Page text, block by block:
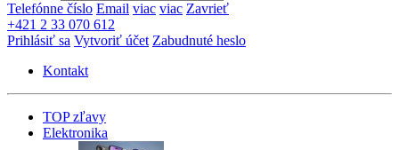
Telefónne číslo Email viac viac Zavrieť
+421 2 33 070 612
Prihlásiť sa Vytvoriť účet Zabudnuté heslo
Kontakt
TOP zľavy
Elektronika